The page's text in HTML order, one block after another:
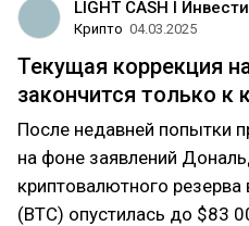
LIGHT CASH l
Крипто 04.03.2025
Текущая коррекция
закончится только к
После недавней попытки
на фоне заявлений
криптовалютного
(BTC) опустилась до $83